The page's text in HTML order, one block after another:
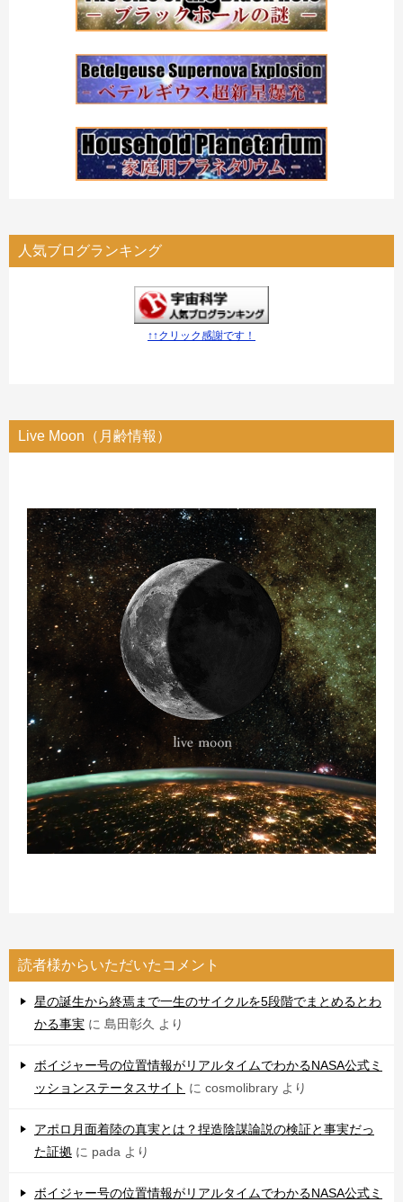
人気ブログランキング
↑↑クリック感謝です！
Live Moon（月齢情報）
読者様からいただいたコメント
星の誕生から終焉まで一生のサイクルを5段階でまとめるとわ
かる事実 に 島田彰久 より
ボイジャー号の位置情報がリアルタイムでわかるNASA公式ミ
ッションステータスサイト に cosmolibrary より
アポロ月面着陸の真実とは？捏造陰謀論説の検証と事実だっ
た証拠 に pada より
ボイジャー号の位置情報がリアルタイムでわかるNASA公式ミ